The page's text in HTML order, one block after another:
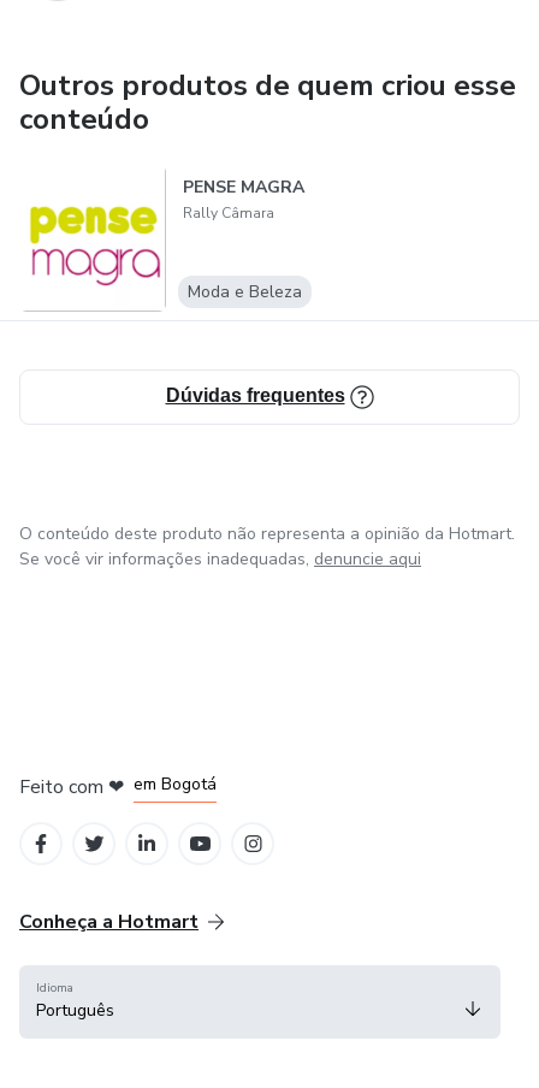
Outros produtos de quem criou esse
conteúdo
PENSE MAGRA
Rally Câmara
Moda e Beleza
Dúvidas frequentes
O conteúdo deste produto não representa a opinião da Hotmart.
Se você vir informações inadequadas, denuncie aqui
Feito com ❤ em Bogotá
Conheça a Hotmart
Idioma
Português